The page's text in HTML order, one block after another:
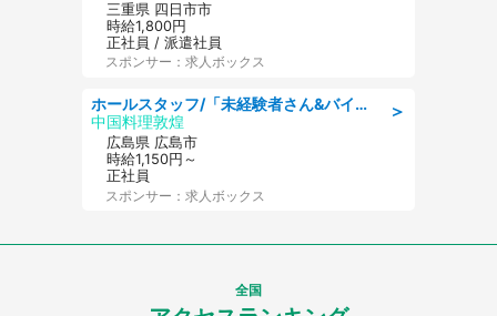
三重県 四日市市
時給1,800円
正社員 / 派遣社員
スポンサー：求人ボックス
＞
ホールスタッフ/「未経験者さん&バイトデビューも大歓迎」残業ほぼなし×1日3時間〜勤務OK!フォロー体制も充実/広島県/広島市南区
中国料理敦煌
広島県 広島市
時給1,150円～
正社員
スポンサー：求人ボックス
全国